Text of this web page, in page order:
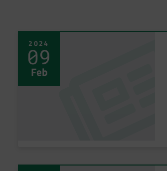
2024
09
Feb